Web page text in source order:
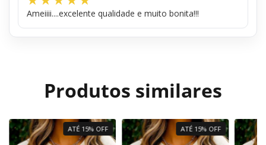
Ameiiii....excelente qualidade e muito bonita!!!
Produtos similares
ATÉ 15% OFF ATÉ 15% OFF